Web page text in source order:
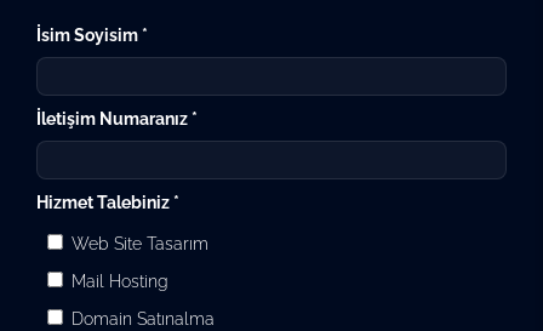
İsim Soyisim *
İletişim Numaranız *
Hizmet Talebiniz *
Web Site Tasarım
Mail Hosting
Domain Satınalma